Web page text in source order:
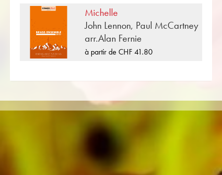
«Love Songs For Weddings» est l'une des
nombreuses compositions de musique pour
cuivres publiées par Musikverlag Obrasso. À
côté de Alan Fernie plus de 100 compositeurs
d'édition musicale suisse. En plus de la partition
également de la littérature dans d'autres
formats tels que Brass Band, Orchestre
d'Harmonie, Orchestre Juniors, Ensemble de
Symphonique aussi bien que CDs et Éducation
musicale. Une grande partie de la littérature
Michelle
John Lennon, Paul McCartney
arr.Alan Fernie
à partir de CHF 41.80